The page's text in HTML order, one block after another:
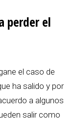
perder el
el caso de
ha salido y por
a algunos
salir como